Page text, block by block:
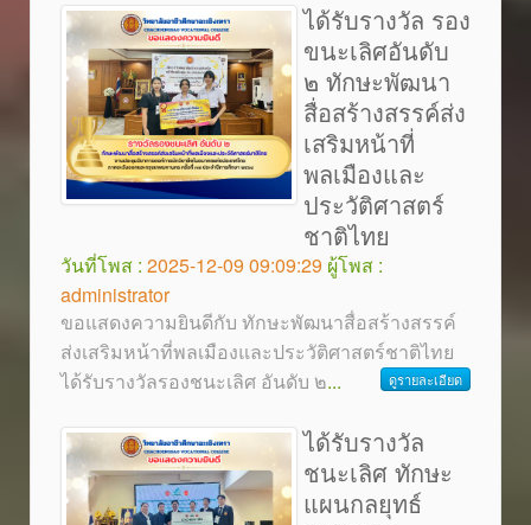
ได้รับรางวัล รอง
ขนะเลิศอันดับ
๒ ทักษะพัฒนา
สื่อสร้างสรรค์ส่ง
เสริมหน้าที่
พลเมืองและ
ประวัติศาสตร์
ชาติไทย
วันที่โพส : 2025-12-09 09:09:29 ผู้โพส :
administrator
ขอแสดงความยินดีกับ ทักษะพัฒนาสื่อสร้างสรรค์
ส่งเสริมหน้าที่พลเมืองและประวัติศาสตร์ชาติไทย
ได้รับรางวัลรองชนะเลิศ อันดับ ๒... ดูรายละเอียด
ได้รับรางวัล
ชนะเลิศ ทักษะ
แผนกลยุทธ์